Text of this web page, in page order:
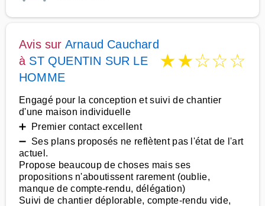
Avis sur Arnaud Cauchard
à ST QUENTIN SUR LE
HOMME
★★☆☆☆
Engagé pour la conception et suivi de chantier
d'une maison individuelle
➕ Premier contact excellent
➖ Ses plans proposés ne reflètent pas l'état de l'art
actuel.
Propose beaucoup de choses mais ses
propositions n'aboutissent rarement (oublie,
manque de compte-rendu, délégation)
Suivi de chantier déplorable, compte-rendu vide,